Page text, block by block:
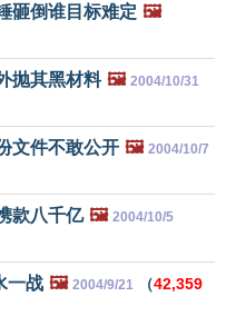
砸倒谁目标难定 🖼️
抛其黑材料 🖼️ 2004/10/31
文件不敢公开 🖼️ 2004/10/7
款八千亿 🖼️ 2004/10/5
一战 🖼️ 2004/9/21 （42,359